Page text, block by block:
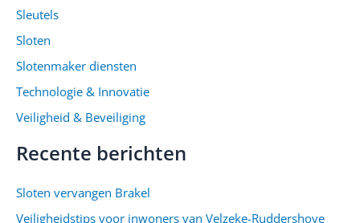
Sleutels
Sloten
Slotenmaker diensten
Technologie & Innovatie
Veiligheid & Beveiliging
Recente berichten
Sloten vervangen Brakel
Veiligheidstips voor inwoners van Velzeke-Ruddershove